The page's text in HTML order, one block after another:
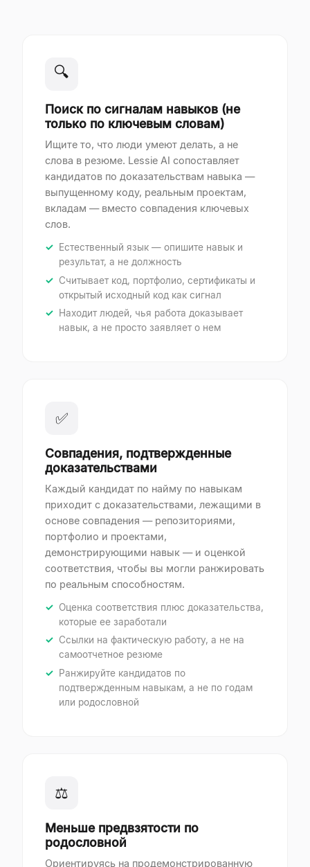
🔍
Поиск по сигналам навыков (не
только по ключевым словам)
Ищите то, что люди умеют делать, а не
слова в резюме. Lessie AI сопоставляет
кандидатов по доказательствам навыка —
выпущенному коду, реальным проектам,
вкладам — вместо совпадения ключевых
слов.
Естественный язык — опишите навык и
результат, а не должность
Считывает код, портфолио, сертификаты и
открытый исходный код как сигнал
Находит людей, чья работа доказывает
навык, а не просто заявляет о нем
✅
Совпадения, подтвержденные
доказательствами
Каждый кандидат по найму по навыкам
приходит с доказательствами, лежащими в
основе совпадения — репозиториями,
портфолио и проектами,
демонстрирующими навык — и оценкой
соответствия, чтобы вы могли ранжировать
по реальным способностям.
Оценка соответствия плюс доказательства,
которые ее заработали
Ссылки на фактическую работу, а не на
самоотчетное резюме
Ранжируйте кандидатов по
подтвержденным навыкам, а не по годам
или родословной
⚖
Меньше предвзятости по
родословной
Ориентируясь на продемонстрированную